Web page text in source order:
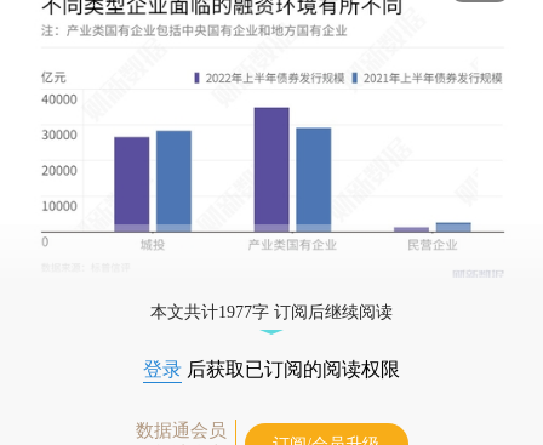
本文共计1977字 订阅后继续阅读
登录 后获取已订阅的阅读权限
数据通会员